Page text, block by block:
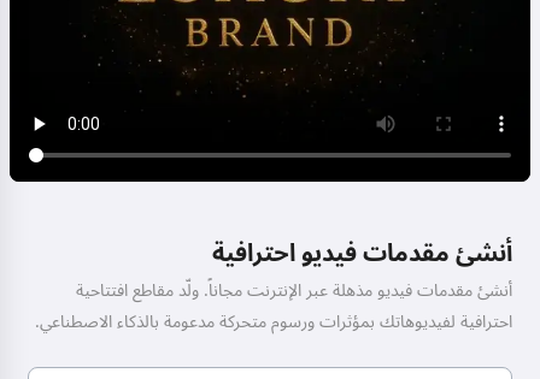
أنشئ مقدمات فيديو احترافية
أنشئ مقدمات فيديو مذهلة عبر الإنترنت مجاناً. ولّد مقاطع افتتاحية
احترافية لفيديوهاتك بمؤثرات ورسوم متحركة مدعومة بالذكاء الاصطناعي.